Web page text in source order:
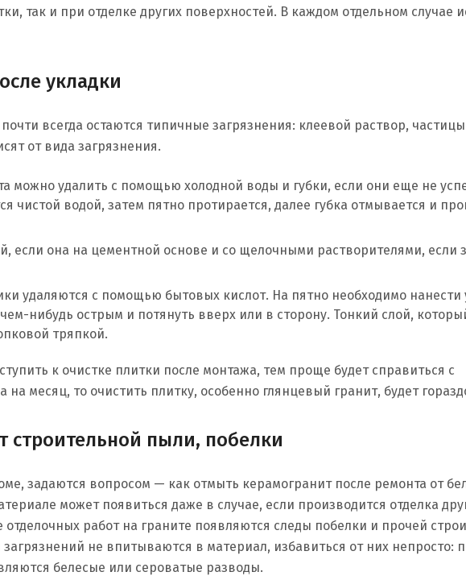
так и при отделке других поверхностей. В каждом отдельном случае
укладки
всегда остаются типичные загрязнения: клеевой раствор,
от вида загрязнения.
можно удалить с помощью холодной воды и губки, если они еще не
чистой водой, затем пятно протирается, далее губка отмывается и
если она на цементной основе и со щелочными растворителями, если
удаляются с помощью бытовых кислот. На пятно необходимо нанести
нибудь острым и потянуть вверх или в сторону. Тонкий слой,
тряпкой.
к очистке плитки после монтажа, тем проще будет справиться с
на месяц, то очистить плитку, особенно глянцевый гранит, будет
строительной пыли, побелки
задаются вопросом — как отмыть керамогранит после ремонта от
может появиться даже в случае, если производится отделка
работ на граните появляются следы побелки и прочей
не впитываются в материал, избавиться от них непросто:
белесые или сероватые разводы.